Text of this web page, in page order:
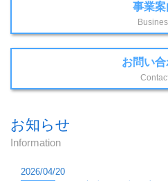
事業案
お問い
お知らせ
Information
2026/04/20